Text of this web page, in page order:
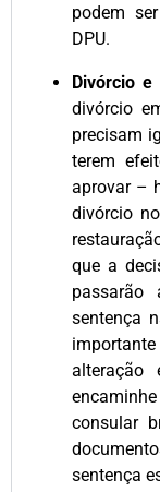
podem
DPU.
Divórcio
divórcio
precisam
terem
aprovar –
divórcio
que a
sentença
alteração
consular
sentença